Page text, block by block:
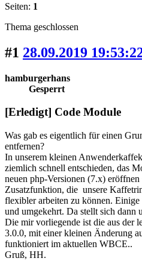
Seiten: 1
Thema geschlossen
#1 28.09.2019
hamburgerhans
Gesperrt
[Erledigt] Code Module
Was gab es eigentlich für einen
entfernen?
In unserem kleinen
ziemlich schnell entschieden, das
neuen php-Versionen (7.x)
Zusatzfunktion, die unsere
flexibler arbeiten zu können.
und umgekehrt. Da stellt sich dann
Die mir vorliegende ist die aus der
3.0.0, mit einer kleinen Änderung
funktioniert im aktuellen WBCE..
Gruß, HH.